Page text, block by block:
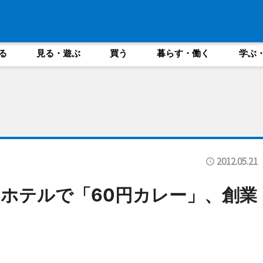
見る・遊ぶ 買う 暮らす・働く 学ぶ
2012.05.21
テルで「60円カレー」、創業